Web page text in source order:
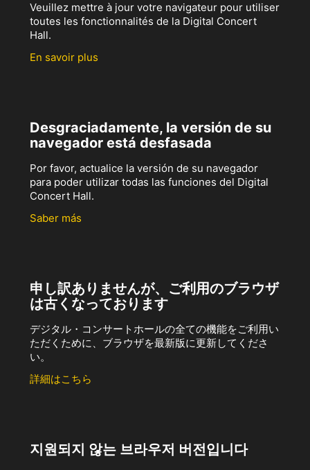
Veuillez mettre à jour votre navigateur pour utiliser
toutes les fonctionnalités de la Digital Concert
Hall.
En savoir plus
Desgraciadamente, la versión de su
navegador está desfasada
Por favor, actualice la versión de su navegador
para poder utilizar todas las funciones del Digital
Concert Hall.
Saber más
申し訳ありませんが、ご利用のブラウザ
は古くなっております
デジタル・コンサートホールの全ての機能をご利用い
ただくために、ブラウザを最新版に更新してくださ
い。
詳細はこちら
지원되지 않는 브라우저 버전입니다